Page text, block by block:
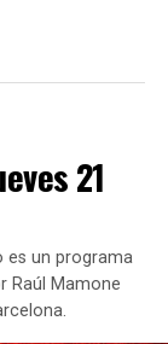
21
es un programa
Raúl Mamone